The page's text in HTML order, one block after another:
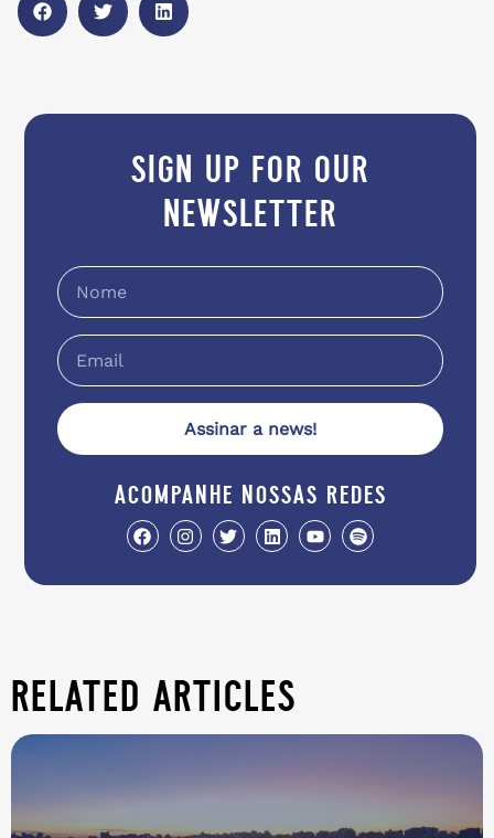
sign up for our
newsletter
Assinar a news!
acompanhe nossas redes
related articles